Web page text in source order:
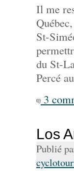
Il me
St-
du St-
Percé
3
Los
Publié